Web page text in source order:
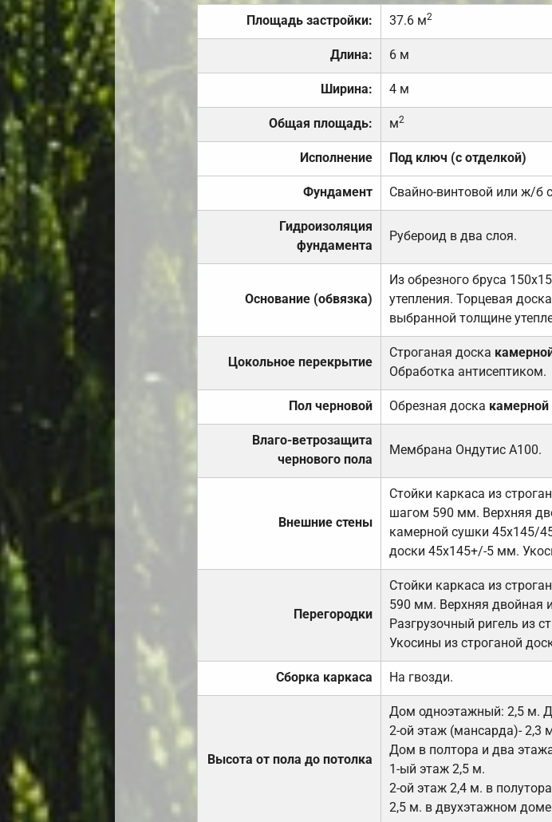
Площадь застройки: 37.6 м2
Длина: 6 м
Ширина: 4 м
Общая площадь: м2
Исполнение Под ключ (с отделкой)
Фундамент Свайно-винтовой или ж/б
Гидроизоляция
фундамента
Рубероид в два слоя.
Основание (обвязка)
Из обрезного бруса
утепления. Торцевая
выбранной толщине
Цокольное перекрытие
Строганая доска
Обработка антисептиком.
Пол черновой Обрезная доска
Влаго-ветрозащита
чернового пола
Мембрана Ондутис А100.
Внешние стены
Стойки каркаса из
шагом 590 мм. Верхняя
камерной сушки 45х145/
доски 45х145+/-5 мм.
Перегородки
Стойки каркаса из
590 мм. Верхняя двойная
Разгрузочный ригель из
Укосины из строганой
Сборка каркаса На гвозди.
Высота от пола до потолка
Дом одноэтажный: 2,5 м.
2-ой этаж (мансарда)- 2,3
Дом в полтора и два
1-ый этаж 2,5 м.
2-ой этаж 2,4 м. в
2,5 м. в двухэтажном